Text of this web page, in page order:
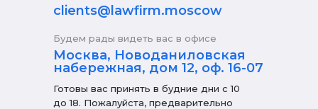
Москва, Новоданиловская
набережная, дом 12, оф. 16-07
clients@lawfirm.moscow
Будем рады видеть вас в офисе
Готовы вас принять в будние дни с 10
до 18. Пожалуйста, предварительно